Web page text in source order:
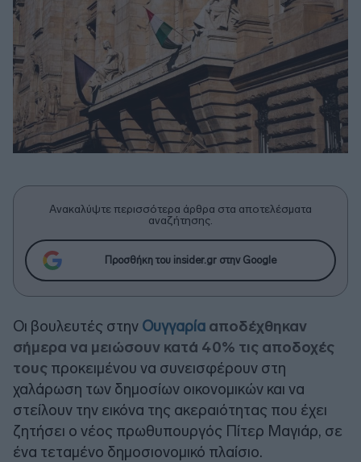
Ανακαλύψτε περισσότερα άρθρα στα αποτελέσματα
αναζήτησης.
Προσθήκη του insider.gr στην Google
Οι βουλευτές στην Ουγγαρία αποδέχθηκαν
σήμερα να μειώσουν κατά 40% τις αποδοχές
τους προκειμένου να συνεισφέρουν στη
χαλάρωση των δημοσίων οικονομικών και να
στείλουν την εικόνα της ακεραιότητας που έχει
ζητήσει ο νέος πρωθυπουργός Πίτερ Μαγιάρ, σε
ένα τεταμένο δημοσιονομικό πλαίσιο.